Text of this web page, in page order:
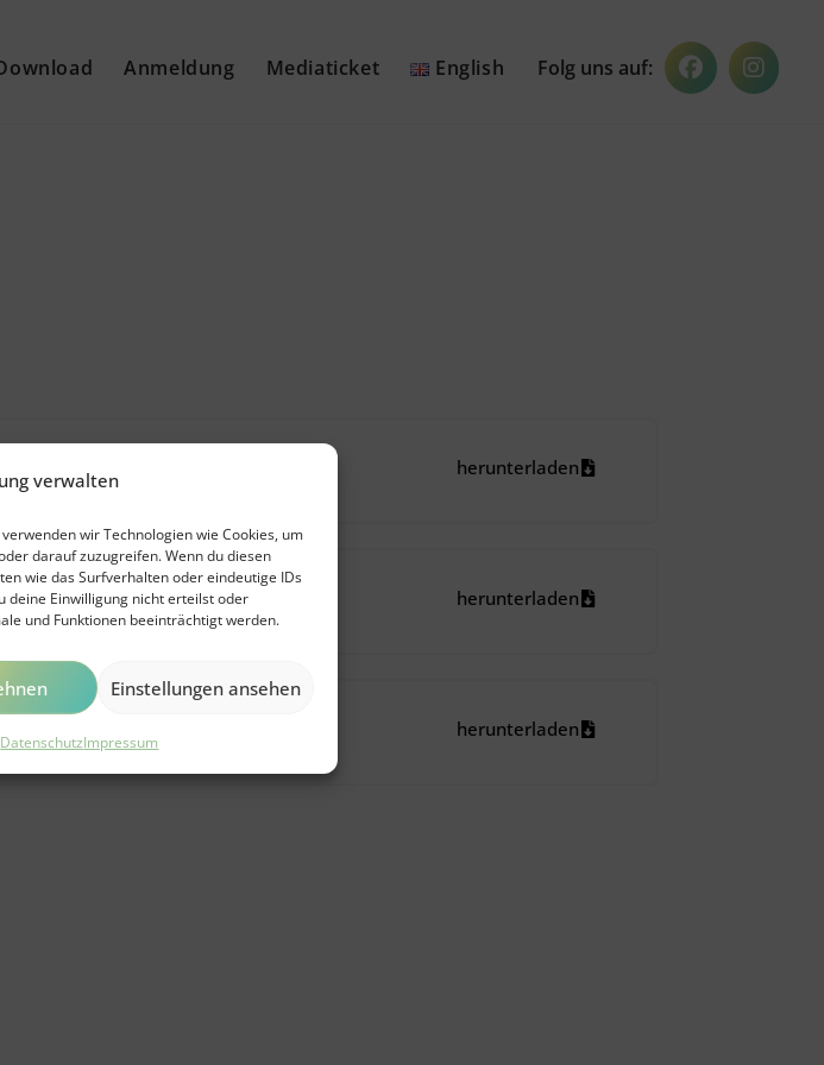
verwalten
wir Technologien wie Cookies, um
darauf zuzugreifen. Wenn du diesen
wie das Surfverhalten oder eindeutige IDs
deine Einwilligung nicht erteilst oder
und Funktionen beeinträchtigt werden.
Einstellungen ansehen
DatenschutzImpressum
Anmeldung Mediaticket English
herunterladen
herunterladen
herunterladen